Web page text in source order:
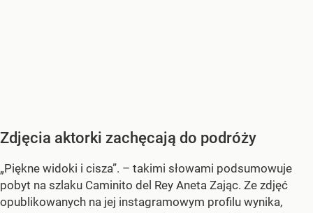
Zdjęcia aktorki zachęcają do podróży
„Piękne widoki i cisza”. – takimi słowami podsumowuje
pobyt na szlaku Caminito del Rey Aneta Zając. Ze zdjęć
opublikowanych na jej instagramowym profilu wynika,